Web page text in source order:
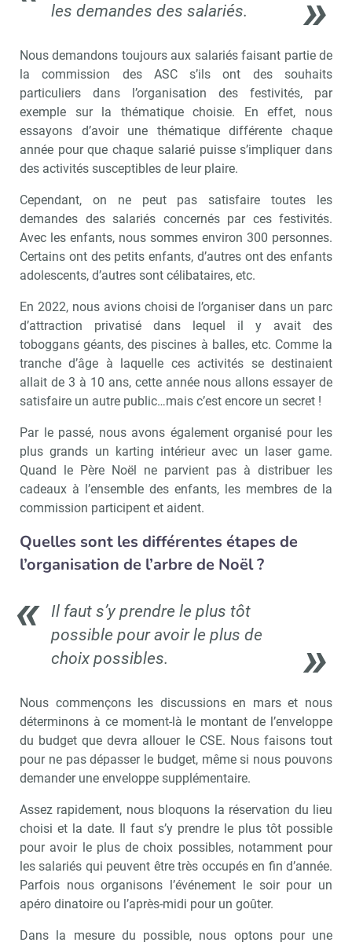
les demandes des salariés.
Nous demandons toujours aux salariés faisant partie de
la commission des ASC s’ils ont des souhaits
particuliers dans l’organisation des festivités, par
exemple sur la thématique choisie. En effet, nous
essayons d’avoir une thématique différente chaque
année pour que chaque salarié puisse s’impliquer dans
des activités susceptibles de leur plaire.
Cependant, on ne peut pas satisfaire toutes les
demandes des salariés concernés par ces festivités.
Avec les enfants, nous sommes environ 300 personnes.
Certains ont des petits enfants, d’autres ont des enfants
adolescents, d’autres sont célibataires, etc.
En 2022, nous avions choisi de l’organiser dans un parc
d’attraction privatisé dans lequel il y avait des
toboggans géants, des piscines à balles, etc. Comme la
tranche d’âge à laquelle ces activités se destinaient
allait de 3 à 10 ans, cette année nous allons essayer de
satisfaire un autre public…mais c’est encore un secret !
Par le passé, nous avons également organisé pour les
plus grands un karting intérieur avec un laser game.
Quand le Père Noël ne parvient pas à distribuer les
cadeaux à l’ensemble des enfants, les membres de la
commission participent et aident.
Quelles sont les différentes étapes de
l’organisation de l’arbre de Noël ?
Il faut s’y prendre le plus tôt
possible pour avoir le plus de
choix possibles.
Nous commençons les discussions en mars et nous
déterminons à ce moment-là le montant de l’enveloppe
du budget que devra allouer le CSE. Nous faisons tout
pour ne pas dépasser le budget, même si nous pouvons
demander une enveloppe supplémentaire.
Assez rapidement, nous bloquons la réservation du lieu
choisi et la date. Il faut s’y prendre le plus tôt possible
pour avoir le plus de choix possibles, notamment pour
les salariés qui peuvent être très occupés en fin d’année.
Parfois nous organisons l’événement le soir pour un
apéro dinatoire ou l’après-midi pour un goûter.
Dans la mesure du possible, nous optons pour une
Recevoir CSE Matin